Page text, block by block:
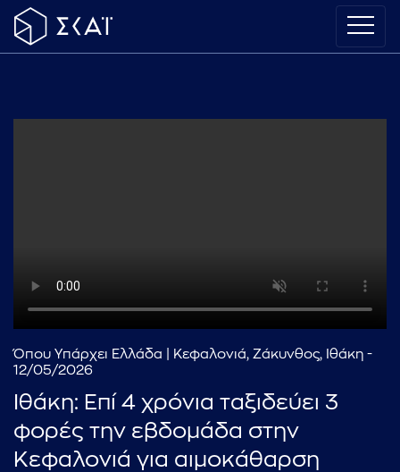
Όπου Υπάρχει Ελλάδα | Κεφαλονιά, Ζάκυνθος, Ιθάκη -
12/05/2026
Ιθάκη: Επί 4 χρόνια ταξιδεύει 3
φορές την εβδομάδα στην
Κεφαλονιά για αιμοκάθαρση